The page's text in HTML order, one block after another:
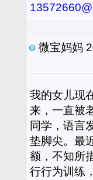
微宝妈妈
我的女儿现
来，一直被
同学，语言
垫脚尖。最
额，不知所
行行为训练